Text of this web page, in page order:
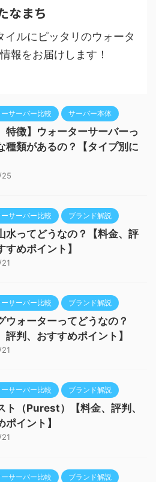
なまち
イルにピッタリのウォータ
報をお届けします！
サーバー比較 サーバー本体
特徴】ウォーターサーバーっ
種類があるの？【タイプ別に
サーバー比較 ブランド解説
水ってどうなの？【料金、評
すめポイント】
サーバー比較 ブランド解説
ウォーターってどうなの？
評判、おすすめポイント】
サーバー比較 ブランド解説
ト（Purest）【料金、評判、
ポイント】
サーバー比較 ブランド解説